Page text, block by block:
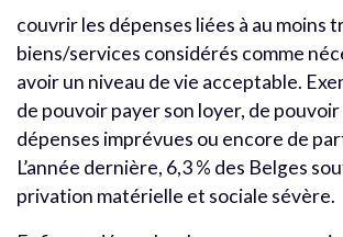
couvrir les dépenses liées à au moins
biens/services considérés comme
avoir un niveau de vie acceptable.
de pouvoir payer son loyer, de
dépenses imprévues ou encore de
L’année dernière, 6,3 % des Belges
privation matérielle et sociale sévère.